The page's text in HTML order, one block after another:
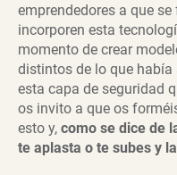
emprendedores a que
incorporen esta
momento de crear
distintos de lo que había
esta capa de seguridad
os invito a que os
esto y, como se dice de
te aplasta o te subes y